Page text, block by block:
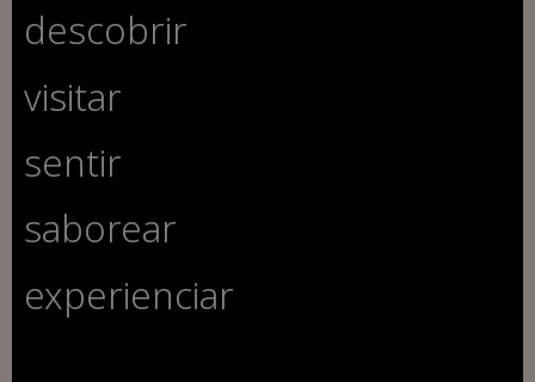
descobrir
visitar
sentir
saborear
experienciar